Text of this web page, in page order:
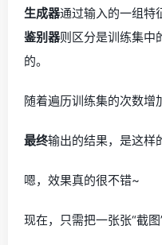
生成器通过输入的一组特
鉴别器则区分是训练集中
的。
随着遍历训练集的次数增
最终输出的结果，是这样
嗯，效果真的很不错~
现在，只需把一张张“截